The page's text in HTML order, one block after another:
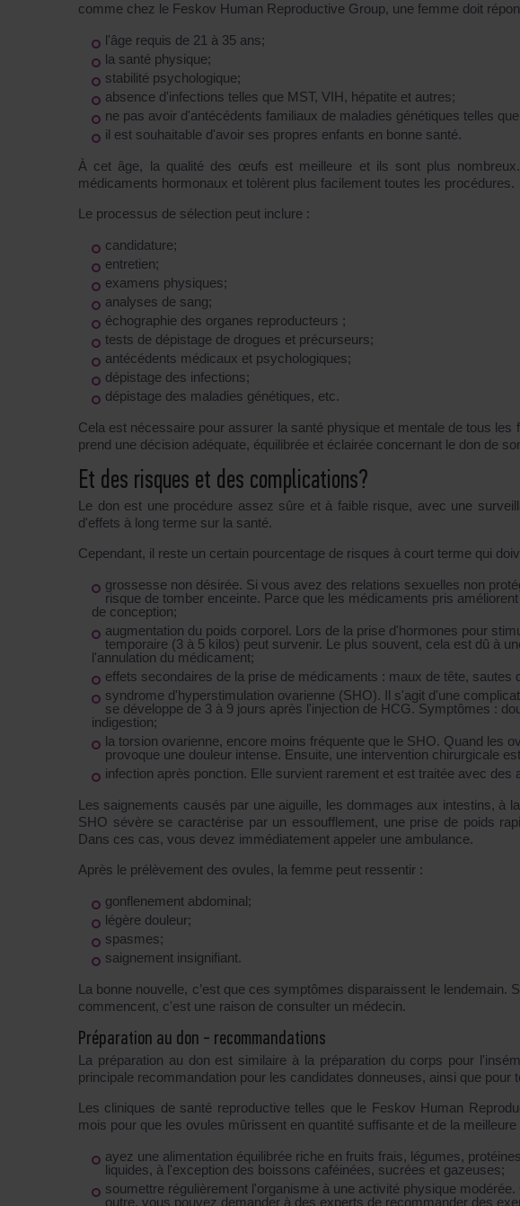
comme chez le Feskov Human Reproductive Group, une femme doit
l'âge requis de 21 à 35 ans;
la santé physique;
stabilité psychologique;
absence d'infections telles que MST, VIH, hépatite et autres;
ne pas avoir d'antécédents familiaux de maladies génétiques telles
il est souhaitable d'avoir ses propres enfants en bonne santé.
À cet âge, la qualité des œufs est meilleure et ils sont plus
médicaments hormonaux et tolèrent plus facilement toutes les
Le processus de sélection peut inclure :
candidature;
entretien;
examens physiques;
analyses de sang;
échographie des organes reproducteurs ;
tests de dépistage de drogues et précurseurs;
antécédents médicaux et psychologiques;
dépistage des infections;
dépistage des maladies génétiques, etc.
Cela est nécessaire pour assurer la santé physique et mentale de tous
prend une décision adéquate, équilibrée et éclairée concernant le don de
Et des risques et des complications?
Le don est une procédure assez sûre et à faible risque, avec une
d'effets à long terme sur la santé.
Cependant, il reste un certain pourcentage de risques à court terme qui
grossesse non désirée. Si vous avez des relations sexuelles non
risque de tomber enceinte. Parce que les médicaments pris
de conception;
augmentation du poids corporel. Lors de la prise d'hormones pour
temporaire (3 à 5 kilos) peut survenir. Le plus souvent, cela est dû à
l'annulation du médicament;
effets secondaires de la prise de médicaments : maux de tête, sautes
syndrome d'hyperstimulation ovarienne (SHO). Il s'agit d'une
se développe de 3 à 9 jours après l'injection de HCG. Symptômes :
indigestion;
la torsion ovarienne, encore moins fréquente que le SHO. Quand les
provoque une douleur intense. Ensuite, une intervention chirurgicale
infection après ponction. Elle survient rarement et est traitée avec des
Les saignements causés par une aiguille, les dommages aux intestins, à
SHO sévère se caractérise par un essoufflement, une prise de poids
Dans ces cas, vous devez immédiatement appeler une ambulance.
Après le prélèvement des ovules, la femme peut ressentir :
gonflenement abdominal;
légère douleur;
spasmes;
saignement insignifiant.
La bonne nouvelle, c’est que ces symptômes disparaissent le lendemain.
commencent, c'est une raison de consulter un médecin.
Préparation au don - recommandations
La préparation au don est similaire à la préparation du corps pour
principale recommandation pour les candidates donneuses, ainsi que pour
Les cliniques de santé reproductive telles que le Feskov Human
mois pour que les ovules mûrissent en quantité suffisante et de la meilleure
ayez une alimentation équilibrée riche en fruits frais, légumes,
liquides, à l'exception des boissons caféinées, sucrées et gazeuses;
soumettre régulièrement l'organisme à une activité physique
outre, vous pouvez demander à des experts de recommander des